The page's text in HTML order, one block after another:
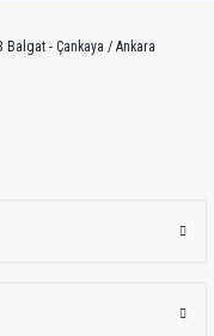
Balgat - Çankaya / Ankara